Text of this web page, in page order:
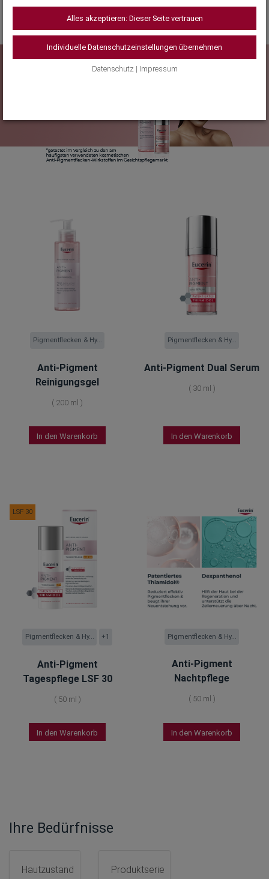
Pigmentflecken & Hy...
Anti-Pigment
Reinigungsgel
( 200 ml )
In den Warenkorb
Pigmentflecken & Hy...
Anti-Pigment Dual Serum
( 30 ml )
In den Warenkorb
Pigmentflecken & Hy... +1
Anti-Pigment
Tagespflege LSF 30
( 50 ml )
In den Warenkorb
Pigmentflecken & Hy...
Anti-Pigment
Nachtpflege
( 50 ml )
In den Warenkorb
Ihre Bedürfnisse
Hautzustand Produktserie
Alles akzeptieren: Dieser Seite vertrauen
Individuelle Datenschutzeinstellungen übernehmen
Datenschutz| Impressum